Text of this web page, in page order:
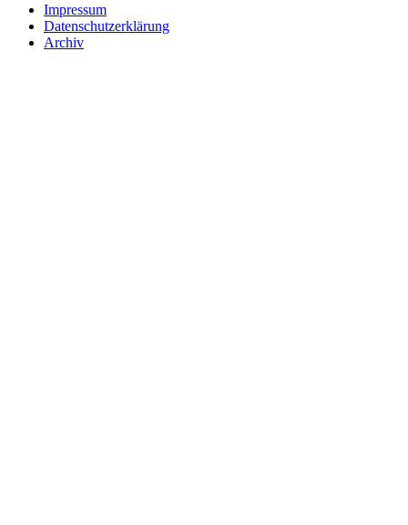
Impressum
Datenschutzerklärung
Archiv